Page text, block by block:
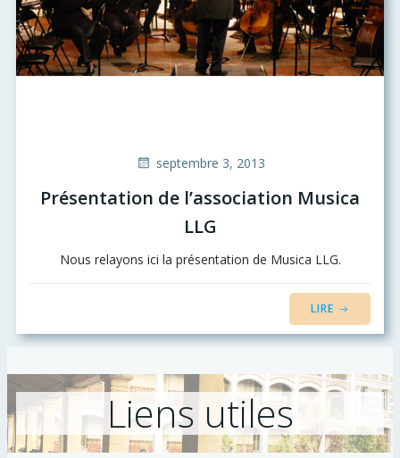
septembre 3, 2013
Présentation de l’association Musica
LLG
Nous relayons ici la présentation de Musica LLG.
LIRE
Liens utiles